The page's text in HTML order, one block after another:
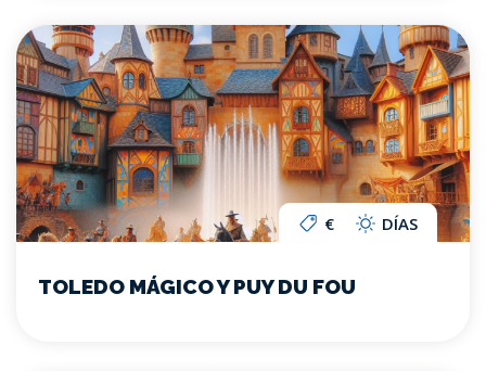
€ DÍAS
TOLEDO MÁGICO Y PUY DU FOU